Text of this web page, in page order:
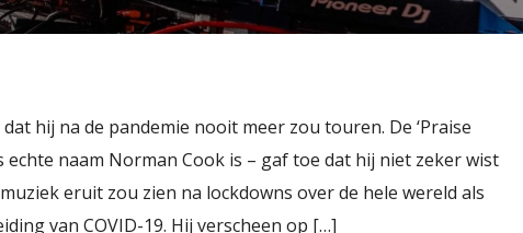
hij na de pandemie nooit meer zou touren. De ‘Praise
echte naam Norman Cook is – gaf toe dat hij niet zeker wist
eruit zou zien na lockdowns over de hele wereld als
van COVID-19. Hij verscheen op […]